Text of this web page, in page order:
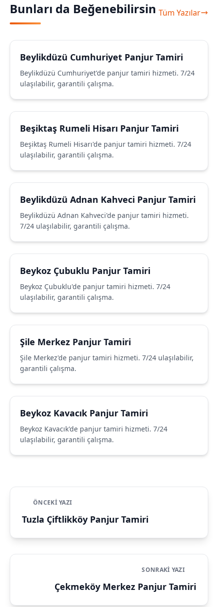
Bunları da Beğenebilirsin Tüm Yazılar
Beylikdüzü Cumhuriyet Panjur Tamiri
Beylikdüzü Cumhuriyet'de panjur tamiri hizmeti. 7/24
ulaşılabilir, garantili çalışma.
Beşiktaş Rumeli Hisarı Panjur Tamiri
Beşiktaş Rumeli Hisarı'de panjur tamiri hizmeti. 7/24
ulaşılabilir, garantili çalışma.
Beylikdüzü Adnan Kahveci Panjur Tamiri
Beylikdüzü Adnan Kahveci'de panjur tamiri hizmeti.
7/24 ulaşılabilir, garantili çalışma.
Beykoz Çubuklu Panjur Tamiri
Beykoz Çubuklu'de panjur tamiri hizmeti. 7/24
ulaşılabilir, garantili çalışma.
Şile Merkez Panjur Tamiri
Şile Merkez'de panjur tamiri hizmeti. 7/24 ulaşılabilir,
garantili çalışma.
Beykoz Kavacık Panjur Tamiri
Beykoz Kavacık'de panjur tamiri hizmeti. 7/24
ulaşılabilir, garantili çalışma.
ÖNCEKI YAZI
Tuzla Çiftlikköy Panjur Tamiri
SONRAKI YAZI
Çekmeköy Merkez Panjur Tamiri